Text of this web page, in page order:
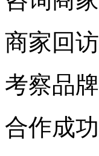
商家回访
考察品牌
合作成功